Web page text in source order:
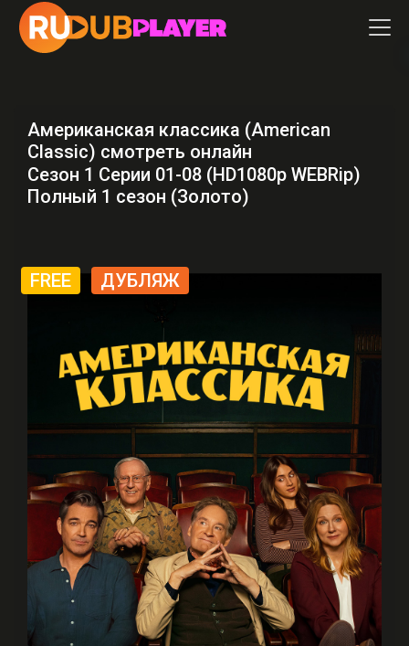
Американская классика (American
Classic) смотреть онлайн
Сезон 1 Серии 01-08 (HD1080p WEBRip)
Полный 1 сезон (Золото)
FREE ДУБЛЯЖ